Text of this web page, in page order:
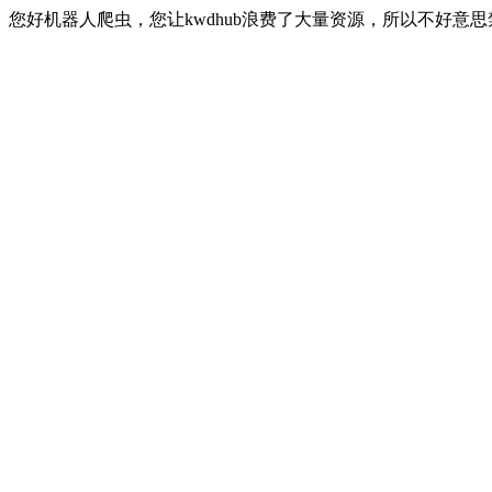
您好机器人爬虫，您让kwdhub浪费了大量资源，所以不好意思